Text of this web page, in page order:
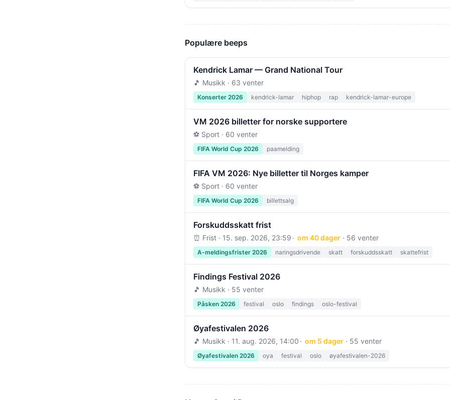
Populære beeps
Kendrick Lamar — Grand National Tour
🎵 Musikk · 63 venter
Konserter 2026 kendrick-lamar hiphop rap kendrick-lamar-europe
VM 2026 billetter for norske supportere
⚽ Sport · 60 venter
FIFA World Cup 2026 paamelding
FIFA VM 2026: Nye billetter til Norges kamper
⚽ Sport · 60 venter
FIFA World Cup 2026 billettsalg
Forskuddsskatt frist
⏰ Frist · 15. sep. 2026, 23:59 om 40 dager· 56 venter
A-meldingsfrister 2026 naringsdrivende skatt forskuddsskatt skattefrist
Findings Festival 2026
🎵 Musikk · 55 venter
Påsken 2026 festival oslo findings oslo-festival
Øyafestivalen 2026
🎵 Musikk · 11. aug. 2026, 14:00 om 5 dager· 55 venter
Øyafestivalen 2026 oya festival oslo øyafestivalen-2026